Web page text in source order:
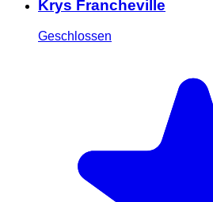
Krys Francheville
Geschlossen